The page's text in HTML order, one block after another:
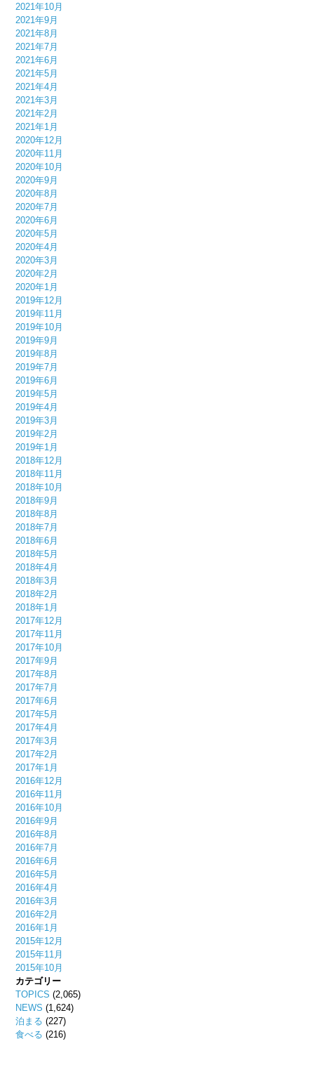
2021年10月
2021年9月
2021年8月
2021年7月
2021年6月
2021年5月
2021年4月
2021年3月
2021年2月
2021年1月
2020年12月
2020年11月
2020年10月
2020年9月
2020年8月
2020年7月
2020年6月
2020年5月
2020年4月
2020年3月
2020年2月
2020年1月
2019年12月
2019年11月
2019年10月
2019年9月
2019年8月
2019年7月
2019年6月
2019年5月
2019年4月
2019年3月
2019年2月
2019年1月
2018年12月
2018年11月
2018年10月
2018年9月
2018年8月
2018年7月
2018年6月
2018年5月
2018年4月
2018年3月
2018年2月
2018年1月
2017年12月
2017年11月
2017年10月
2017年9月
2017年8月
2017年7月
2017年6月
2017年5月
2017年4月
2017年3月
2017年2月
2017年1月
2016年12月
2016年11月
2016年10月
2016年9月
2016年8月
2016年7月
2016年6月
2016年5月
2016年4月
2016年3月
2016年2月
2016年1月
2015年12月
2015年11月
2015年10月
カテゴリー
TOPICS (2,065)
NEWS (1,624)
泊まる (227)
食べる (216)